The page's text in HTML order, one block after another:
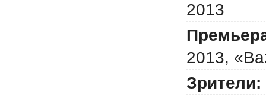
2013
2013,
Зрители: